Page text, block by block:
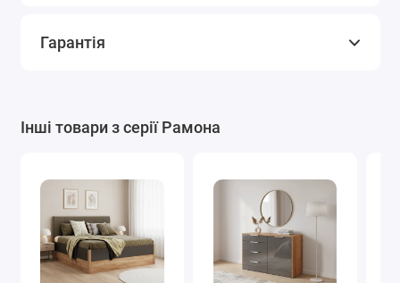
Гарантія
Інші товари з серії Рамона